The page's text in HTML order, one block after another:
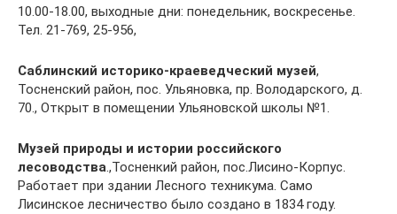
10.00-18.00, выходные дни: понедельник, воскресенье.
Тел. 21-769, 25-956,
Саблинский историко-краеведческий музей,
Тосненский район, пос. Ульяновка, пр. Володарского, д.
70., Открыт в помещении Ульяновской школы №1.
Музей природы и истории российского
лесоводства.,Тосненкий район, пос.Лисино-Корпус.
Работает при здании Лесного техникума. Само
Лисинское лесничество было создано в 1834 году.